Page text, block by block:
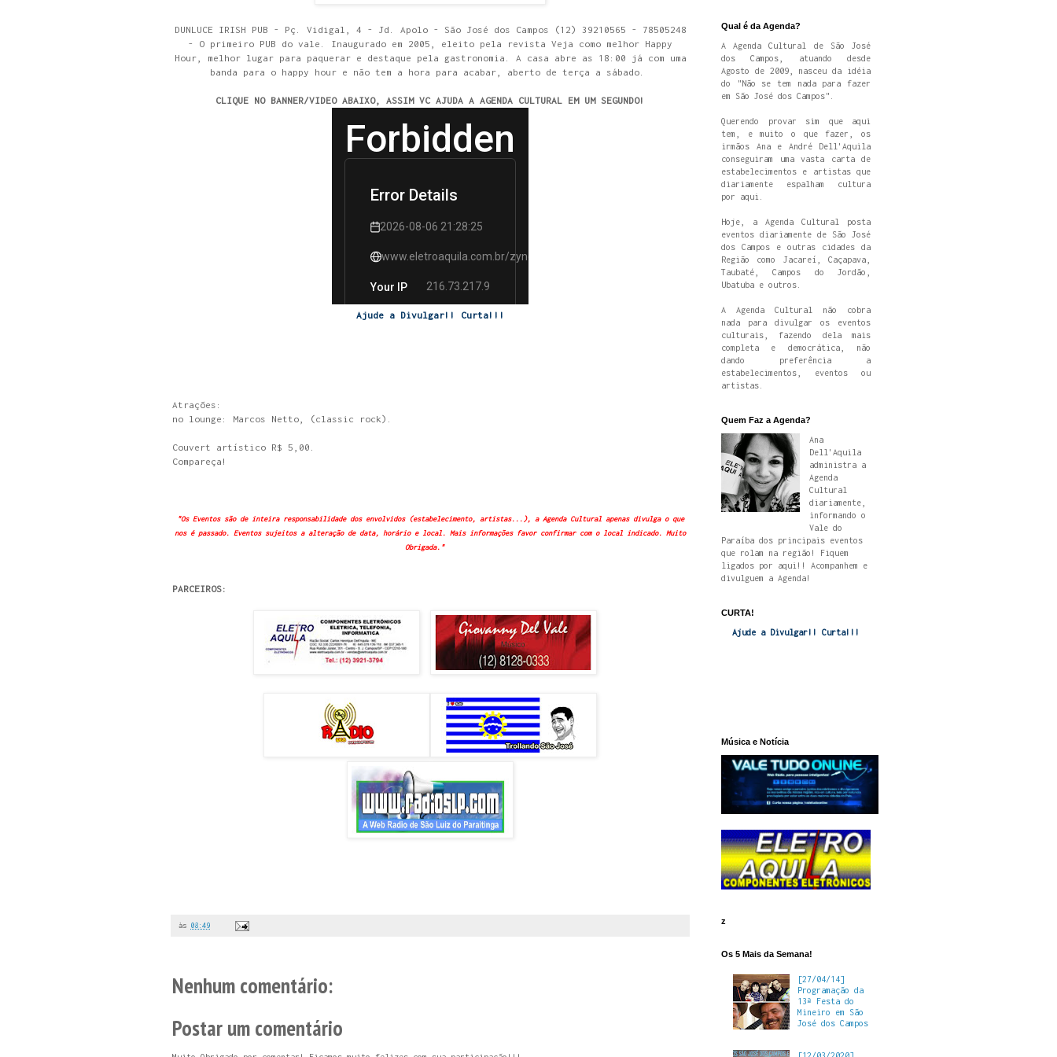
DUNLUCE IRISH PUB - Pç. Vidigal, 4 - Jd. Apolo - São José dos Campos (12) 39210565 - 78505248
- O primeiro PUB do vale. Inaugurado em 2005, eleito pela revista Veja como melhor Happy
Hour, melhor lugar para paquerar e destaque pela gastronomia. A casa abre as 18:00 já com uma
banda para o happy hour e não tem a hora para acabar, aberto de terça a sábado.
CLIQUE NO BANNER/VIDEO ABAIXO, ASSIM VC AJUDA A AGENDA CULTURAL EM UM SEGUNDO!
Ajude a Divulgar!! Curta!!!
Atrações:
no lounge: Marcos Netto, (classic rock).
Couvert artístico R$ 5,00.
Compareça!
"Os Eventos são de inteira responsabilidade dos envolvidos (estabelecimento, artistas...), a Agenda Cultural apenas divulga o que
nos é passado. Eventos sujeitos a alteração de data, horário e local. Mais informações favor confirmar com o local indicado. Muito
Obrigada."
PARCEIROS:
às 08:49
Nenhum comentário:
Postar um comentário
Qual é da Agenda?
A Agenda Cultural de São José
dos Campos, atuando desde
Agosto de 2009, nasceu da idéia
do "Não se tem nada para fazer
em São José dos Campos".
Querendo provar sim que aqui
tem, e muito o que fazer, os
irmãos Ana e André Dell'Aquila
conseguiram uma vasta carta de
estabelecimentos e artistas que
diariamente espalham cultura
por aqui.
Hoje, a Agenda Cultural posta
eventos diariamente de São José
dos Campos e outras cidades da
Região como Jacareí, Caçapava,
Taubaté, Campos do Jordão,
Ubatuba e outros.
A Agenda Cultural não cobra
nada para divulgar os eventos
culturais, fazendo dela mais
completa e democrática, não
dando preferência a
estabelecimentos, eventos ou
artistas.
Quem Faz a Agenda?
Ana
Dell'Aquila
administra a
Agenda
Cultural
diariamente,
informando o
Vale do
Paraíba dos principais eventos
que rolam na região! Fiquem
ligados por aqui!! Acompanhem e
divulguem a Agenda!
CURTA!
Ajude a Divulgar!! Curta!!!
Música e Notícia
z
Os 5 Mais da Semana!
[27/04/14]
Programação da
13ª Festa do
Mineiro em São
José dos Campos